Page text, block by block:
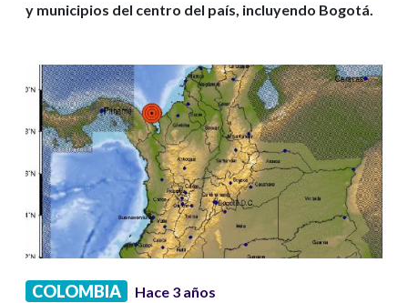
y municipios del centro del país, incluyendo Bogotá.
COLOMBIA Hace 3 años